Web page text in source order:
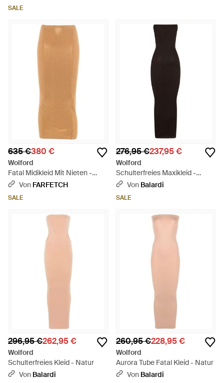
SALE
635 €380 €
Wolford
Fatal Midikleid Mit Nieten -
Braun
Von FARFETCH
SALE
276,95 €237,95 €
Wolford
Schulterfreies Maxikleid -
Braun
Von Balardi
SALE
296,95 €262,95 €
Wolford
Schulterfreies Kleid - Natur
Von Balardi
260,95 €228,95 €
Wolford
Aurora Tube Fatal Kleid - Natur
Von Balardi